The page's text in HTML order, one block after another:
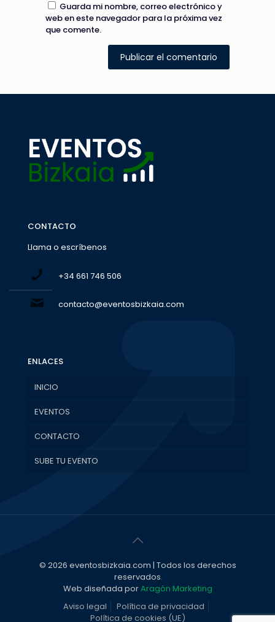
Guarda mi nombre, correo electrónico y
web en este navegador para la próxima vez
que comente.
CONTACTO
Llama o escríbenos
+34 661 746 506
contacto@eventosbizkaia.com
ENLACES
INICIO
EVENTOS
CONTACTO
SUBE TU EVENTO
© 2026 eventosbizkaia.com | Todos los derechos
reservados
Web diseñada porAragón Marketing
Aviso legal
Política de privacidad
Política de cookies (UE)